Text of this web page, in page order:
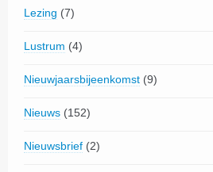
Lezing (7)
Lustrum (4)
Nieuwjaarsbijeenkomst (9)
Nieuws (152)
Nieuwsbrief (2)